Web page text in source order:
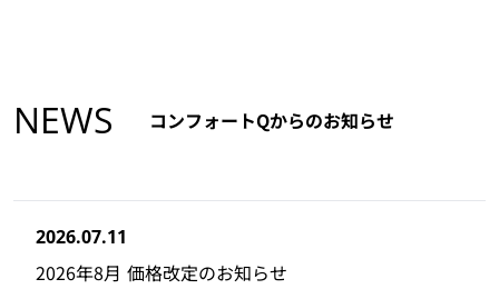
NEWS コンフォートQからのお知らせ
2026.07.11
2026年8月 価格改定のお知らせ